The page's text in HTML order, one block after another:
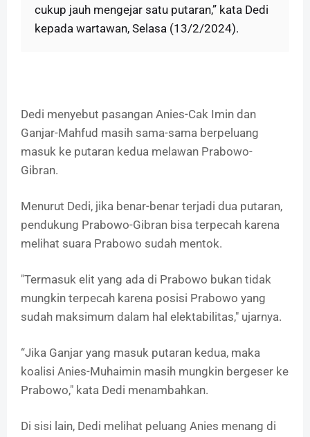
cukup jauh mengejar satu putaran,” kata Dedi
kepada wartawan, Selasa (13/2/2024).
Dedi menyebut pasangan Anies-Cak Imin dan
Ganjar-Mahfud masih sama-sama berpeluang
masuk ke putaran kedua melawan Prabowo-
Gibran.
Menurut Dedi, jika benar-benar terjadi dua putaran,
pendukung Prabowo-Gibran bisa terpecah karena
melihat suara Prabowo sudah mentok.
"Termasuk elit yang ada di Prabowo bukan tidak
mungkin terpecah karena posisi Prabowo yang
sudah maksimum dalam hal elektabilitas," ujarnya.
“Jika Ganjar yang masuk putaran kedua, maka
koalisi Anies-Muhaimin masih mungkin bergeser ke
Prabowo," kata Dedi menambahkan.
Di sisi lain, Dedi melihat peluang Anies menang di